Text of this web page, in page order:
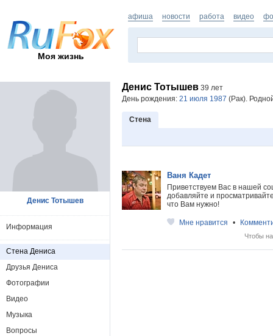
Моя жизнь
афиша новости работа видео
Денис Тотышев 39 лет
День рождения: 21 июля 1987 (Рак).
Стена
Ваня Кадет
Приветствуем Вас в нашей
добавляйте и
что Вам нужно!
Мне нравится •
Чтобы
Денис Тотышев
Информация
Стена Дениса
Друзья Дениса
Фотографии
Видео
Музыка
Вопросы